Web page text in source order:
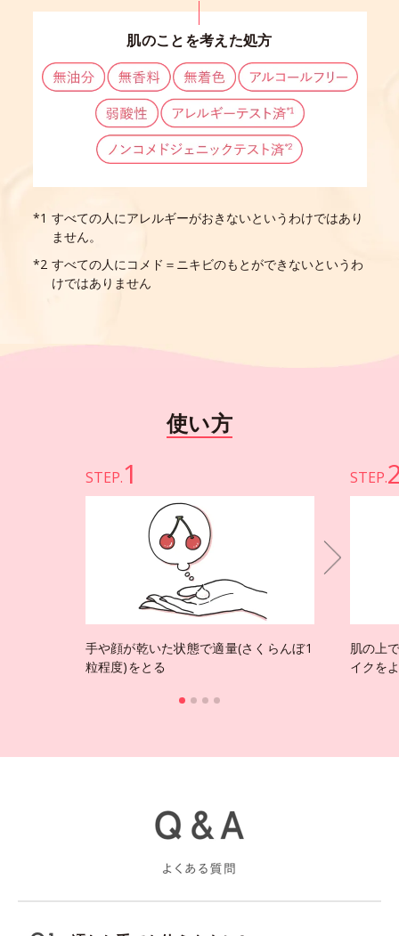
肌のことを考えた処方
すべての人にアレルギーがおきないというわけではあり
ません。
すべての人にコメド＝ニキビのもとができないというわ
けではありません
使い方
STEP.1
手や顔が乾いた状態で適量(さくらんぼ1
粒程度)をとる
STEP.
肌の上
イクを